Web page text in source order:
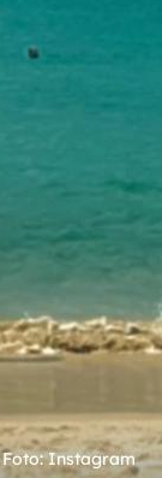
Foto: Instagram